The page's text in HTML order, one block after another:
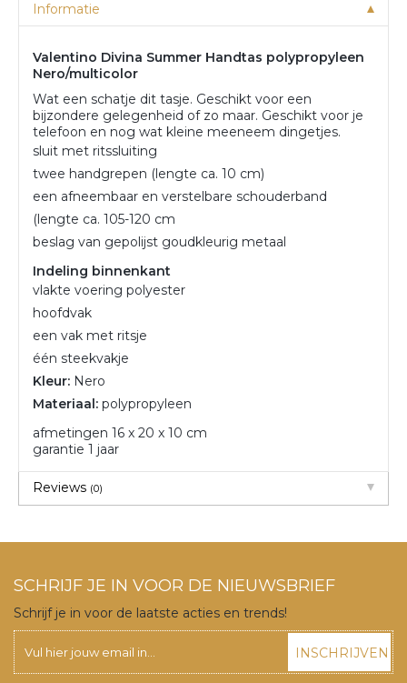
Informatie
Valentino Divina Summer Handtas polypropyleen
Nero/multicolor
Wat een schatje dit tasje. Geschikt voor een
bijzondere gelegenheid of zo maar. Geschikt voor je
telefoon en nog wat kleine meeneem dingetjes.
sluit met ritssluiting
twee handgrepen (lengte ca. 10 cm)
een afneembaar en verstelbare schouderband
(lengte ca. 105-120 cm
beslag van gepolijst goudkleurig metaal
Indeling binnenkant
vlakte voering polyester
hoofdvak
een vak met ritsje
één steekvakje
Kleur: Nero
Materiaal: polypropyleen
afmetingen 16 x 20 x 10 cm
garantie 1 jaar
Reviews (0)
SCHRIJF JE IN VOOR DE NIEUWSBRIEF
Schrijf je in voor de laatste acties en trends!
INSCHRIJVEN